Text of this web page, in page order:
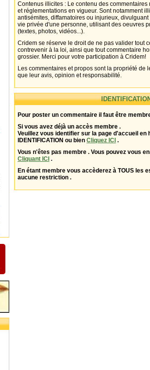
Contenus illicites : Le contenu des
et réglementations en vigueur. Sont notamment
antisémites, diffamatoires ou injurieux,
vie privée d'une personne, utilisant des oeuvres
(textes, photos, vidéos...).
Cridem se réserve le droit de ne pas valider tout
contrevenir à la loi, ainsi que tout commentaire
grossier. Merci pour votre participation à Cridem!
Les commentaires et propos sont la propriété de
que leur avis, opinion et responsabilité.
Pour poster un commentaire il faut être
Si vous avez déjà un accès membre .
Veuillez vous identifier sur la page d'accueil en
IDENTIFICATION ou bien Cliquez ICI .
Vous n'êtes pas membre . Vous pouvez vous
Cliquant ICI .
En étant membre vous accèderez à TOUS les
aucune restriction .